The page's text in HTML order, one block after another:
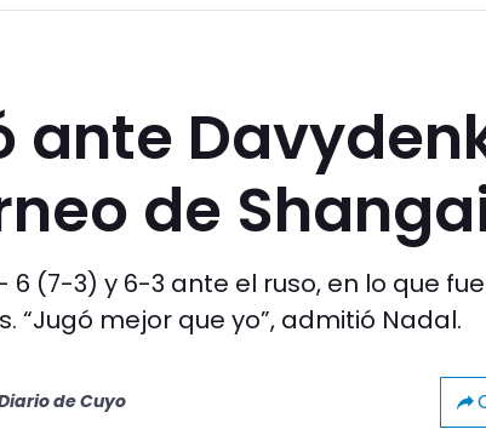
ante
de
6 (7-3) y 6-3 ante el ruso, en lo que
“Jugó mejor que yo”, admitió Nadal.
de Cuyo